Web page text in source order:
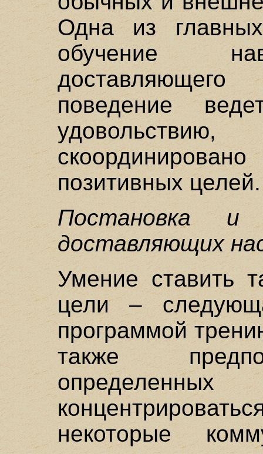
Одна из
обучение
поведение
позитивных целей.
Постановка и
доставляющих
Умение ставить
цели –
программой
также
некоторые